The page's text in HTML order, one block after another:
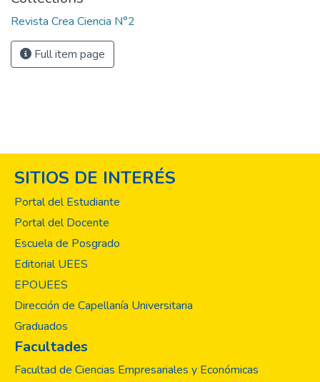
Revista Crea Ciencia N°2
Full item page
SITIOS DE INTERÉS
Portal del Estudiante
Portal del Docente
Escuela de Posgrado
Editorial UEES
EPOUEES
Dirección de Capellanía Universitaria
Graduados
Facultades
Facultad de Ciencias Empresariales y Económicas